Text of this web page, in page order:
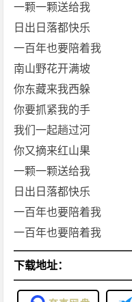
一颗一颗送给我
日出日落都快乐
一百年也要陪着我
南山野花开满坡
你东藏来我西躲
你要抓紧我的手
我们一起趟过河
你又摘来红山果
一颗一颗送给我
日出日落都快乐
一百年也要陪着我
一百年也要陪着我
下载地址：